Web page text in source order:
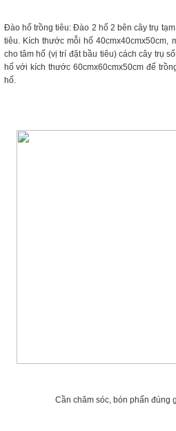
Đào hố trồng tiêu: Đào 2 hố 2 bên cây trụ
tiêu. Kích thước mỗi hố 40cmx40cmx50cm,
cho tâm hố (vị trí đặt bầu tiêu) cách cây trụ
hố với kích thước 60cmx60cmx50cm để
hố.
Cần chăm sóc, bón phấn đúng